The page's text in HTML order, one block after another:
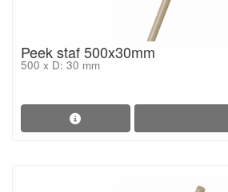
Peek staf 500x30mm
500 x D: 30 mm